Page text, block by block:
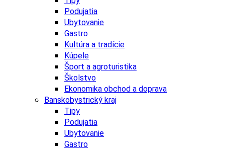
Podujatia
Ubytovanie
Gastro
Kultúra a tradície
Kúpele
Šport a agroturistika
Školstvo
Ekonomika obchod a doprava
Banskobystrický kraj
Tipy
Podujatia
Ubytovanie
Gastro